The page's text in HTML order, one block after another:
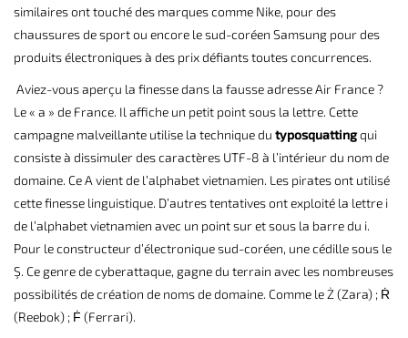
similaires ont touché des marques comme Nike, pour des
chaussures de sport ou encore le sud-coréen Samsung pour des
produits électroniques à des prix défiants toutes concurrences.
Aviez-vous aperçu la finesse dans la fausse adresse Air France ?
Le « a » de France. Il affiche un petit point sous la lettre. Cette
campagne malveillante utilise la technique du typosquattingqui
consiste à dissimuler des caractères UTF-8 à l’intérieur du nom de
domaine. Ce A vient de l’alphabet vietnamien. Les pirates ont utilisé
cette finesse linguistique. D’autres tentatives ont exploité la lettre i
de l’alphabet vietnamien avec un point sur et sous la barre du i.
Pour le constructeur d’électronique sud-coréen, une cédille sous le
Ş. Ce genre de cyberattaque, gagne du terrain avec les nombreuses
possibilités de création de noms de domaine. Comme le Ż (Zara) ; Ṙ
(Reebok) ; Ḟ (Ferrari).